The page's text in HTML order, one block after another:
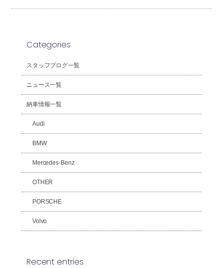
Categories
スタッフブログ一覧
ニュース一覧
納車情報一覧
Audi
BMW
Mercedes-Benz
OTHER
PORSCHE
Volvo
Recent entries